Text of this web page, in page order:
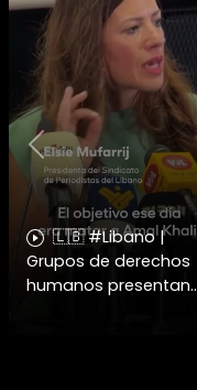
🇱🇧 #Libano |
Grupos de derechos
humanos presentan
Previous